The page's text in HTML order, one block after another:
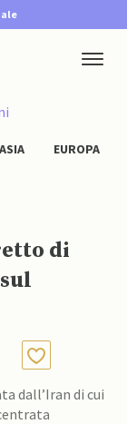
ASIA EUROPA
di
dall’Iran di cui